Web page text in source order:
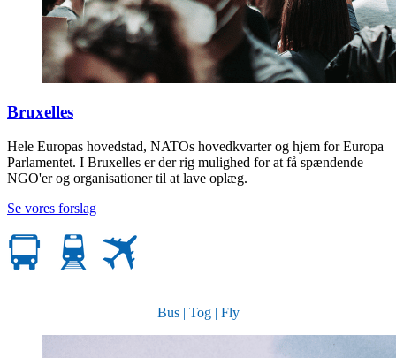
Bruxelles
Hele Europas hovedstad, NATOs hovedkvarter og hjem for Europa
Parlamentet. I Bruxelles er der rig mulighed for at få spændende
NGO'er og organisationer til at lave oplæg.
Se vores forslag
Bus | Tog | Fly